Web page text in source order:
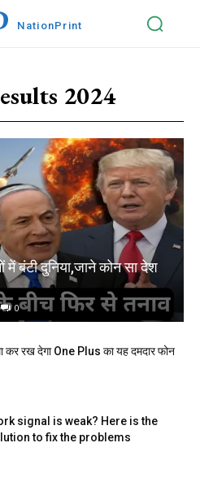
NationPrint
2024
में बंटी दुनिया,जाने कोन सा देश
0
कर रख देगा One Plus का यह दमदार फोन
signal is weak? Here is the
to fix the problems